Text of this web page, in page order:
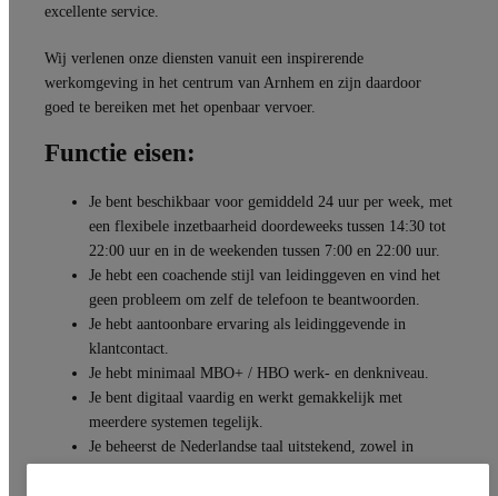
excellente service.
Wij verlenen onze diensten vanuit een inspirerende
werkomgeving in het centrum van Arnhem en zijn daardoor
goed te bereiken met het openbaar vervoer.
Functie eisen:
Je bent beschikbaar voor gemiddeld 24 uur per week, met
een flexibele inzetbaarheid doordeweeks tussen 14:30 tot
22:00 uur en in de weekenden tussen 7:00 en 22:00 uur.
Je hebt een coachende stijl van leidinggeven en vind het
geen probleem om zelf de telefoon te beantwoorden.
Je hebt aantoonbare ervaring als leidinggevende in
klantcontact.
Je hebt minimaal MBO+ / HBO werk- en denkniveau.
Je bent digitaal vaardig en werkt gemakkelijk met
meerdere systemen tegelijk.
Je beheerst de Nederlandse taal uitstekend, zowel in